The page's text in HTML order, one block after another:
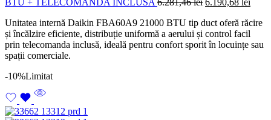
BTU + TELECOMANDA INCLUSA 6.281,46lei
a
fost:
6.281,46 lei.
6.190,68 lei
este:
Unitatea internă Daikin FBA60A9 21000 BTU tip duct oferă răcire
și încălzire eficiente, distribuție uniformă a aerului și control facil
prin telecomanda inclusă, ideală pentru confort sporit în locuințe sau
spații comerciale.
-10%Limitat